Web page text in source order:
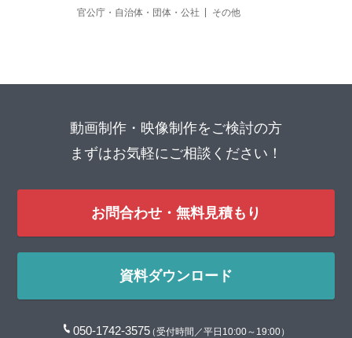
官公庁・自治体・団体・公社
その他
動画制作・映像制作をご検討の方
まずはお気軽にご相談ください！
お問合わせ・無料見積もり
資料ダウンロード
050-1742-3575（受付時間／平日10:00～19:00）